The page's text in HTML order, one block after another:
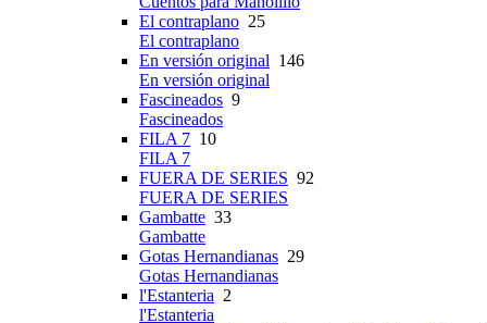
El contraplano 25
El contraplano
En versión original 146
En versión original
Fascineados 9
Fascineados
FILA 7 10
FILA 7
FUERA DE SERIES 92
FUERA DE SERIES
Gambatte 33
Gambatte
Gotas Hernandianas 29
Gotas Hernandianas
l'Estanteria 2
l'Estanteria